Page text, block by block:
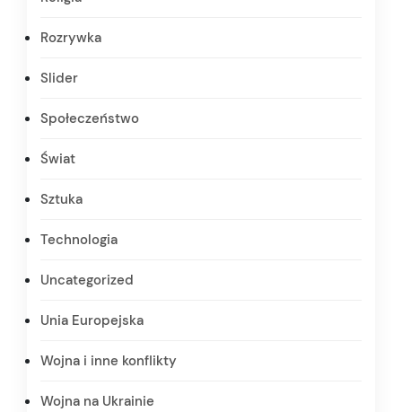
Rozrywka
Slider
Społeczeństwo
Świat
Sztuka
Technologia
Uncategorized
Unia Europejska
Wojna i inne konflikty
Wojna na Ukrainie